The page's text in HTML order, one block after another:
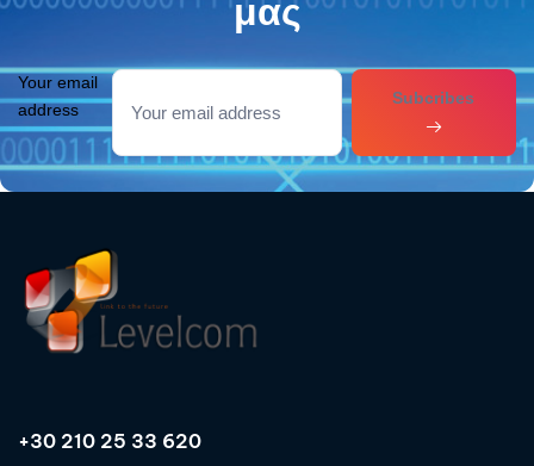
μας
Your email
address
Subcribes
+30 210 25 33 620